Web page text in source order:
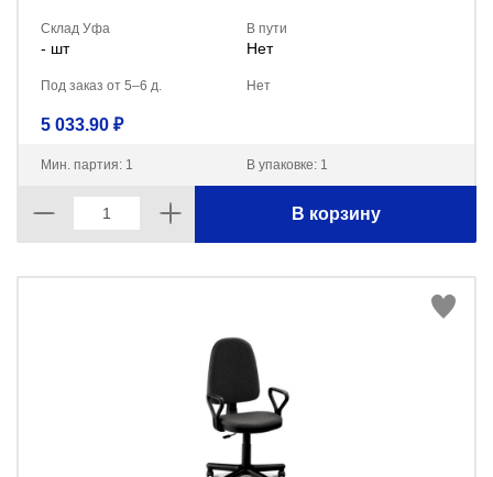
Склад Уфа
- шт
В пути
Нет
Под заказ от 5–6 д. Нет
5 033.90 ₽
Мин. партия: 1 В упаковке: 1
В корзину